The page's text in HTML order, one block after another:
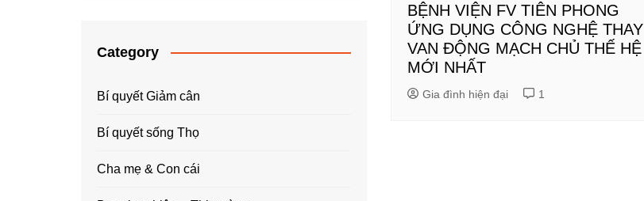
BỆNH VIỆN FV TIÊN PHONG
ỨNG DỤNG CÔNG NGHỆ THAY
VAN ĐỘNG MẠCH CHỦ THẾ HỆ
MỚI NHẤT
Gia đình hiện đại 1
Category
Bí quyết Giảm cân
Bí quyết sống Thọ
Cha mẹ & Con cái